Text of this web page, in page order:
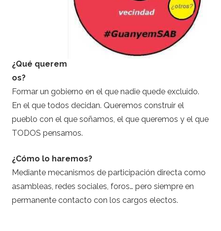
¿Qué querem
os?
Formar un gobierno en el que nadie quede excluido.
En el que todos decidan. Queremos construir el
pueblo con el que soñamos, el que queremos y el que
TODOS pensamos.
¿Cómo lo haremos?
Mediante mecanismos de participación directa como
asambleas, redes sociales, foros… pero siempre en
permanente contacto con los cargos electos.